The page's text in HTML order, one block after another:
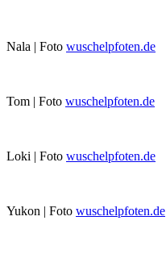
Nala | Foto wuschelpfoten.de
Tom | Foto wuschelpfoten.de
Loki | Foto wuschelpfoten.de
Yukon | Foto wuschelpfoten.de